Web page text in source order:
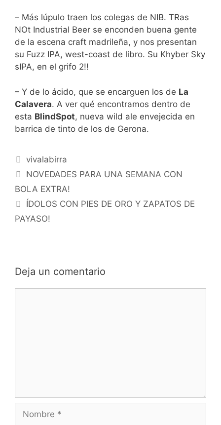
– Más lúpulo traen los colegas de NIB. TRas
NOt Industrial Beer se enconden buena gente
de la escena craft madrileña, y nos presentan
su Fuzz IPA, west-coast de libro. Su Khyber Sky
sIPA, en el grifo 2!!
– Y de lo ácido, que se encarguen los de La
Calavera. A ver qué encontramos dentro de
esta BlindSpot, nueva wild ale envejecida en
barrica de tinto de los de Gerona.
Categorías
vivalabirra
NOVEDADES PARA UNA SEMANA CON
BOLA EXTRA!
ÍDOLOS CON PIES DE ORO Y ZAPATOS DE
PAYASO!
Deja un comentario